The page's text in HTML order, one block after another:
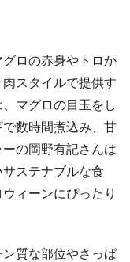
ロの赤身やトロか
スタイルで提供す
マグロの目玉をし
数時間煮込み、甘
の岡野有記さんは
サステナブルな食
ィーンにぴったり
質な部位やさっぱ